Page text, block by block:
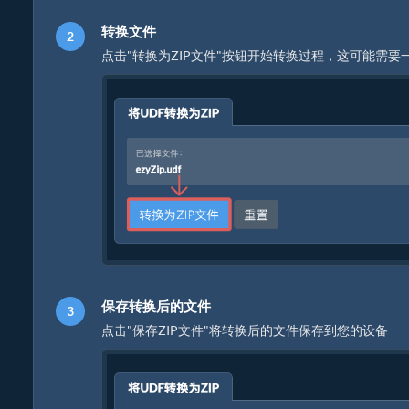
转换文件
点击"转换为ZIP文件"按钮开始转换过程，这可能需要
保存转换后的文件
点击"保存ZIP文件"将转换后的文件保存到您的设备